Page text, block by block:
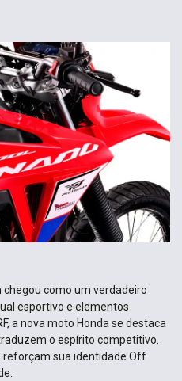
chegou como um verdadeiro
esportivo e elementos
a nova moto Honda se destaca
o espírito competitivo.
reforçam sua identidade Off